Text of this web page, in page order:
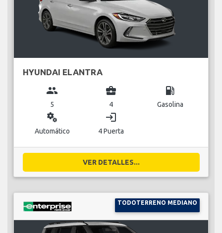
HYUNDAI ELANTRA
group
5
business_center
4
local_gas_station
Gasolina
miscellaneous_services
Automático
login
4 Puerta
VER DETALLES...
TODOTERRENO MEDIANO